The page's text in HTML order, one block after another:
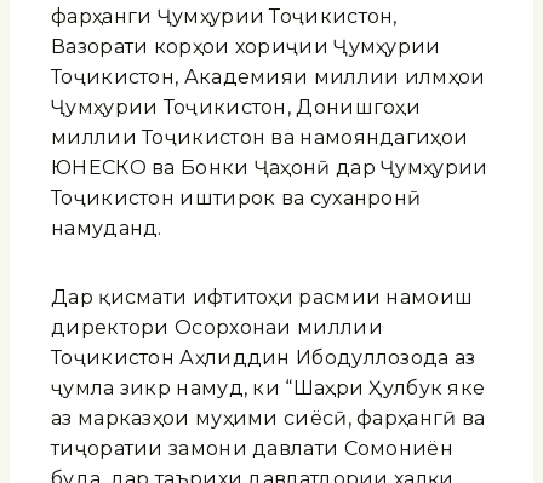
фарҳанги Ҷумҳурии Тоҷикистон,
Вазорати корҳои хориҷии Ҷумҳурии
Тоҷикистон, Академияи миллии илмҳои
Ҷумҳурии Тоҷикистон, Донишгоҳи
миллии Тоҷикистон ва намояндагиҳои
ЮНЕСКО ва Бонки Ҷаҳонӣ дар Ҷумҳурии
Тоҷикистон иштирок ва суханронӣ
намуданд.
Дар қисмати ифтитоҳи расмии намоиш
директори Осорхонаи миллии
Тоҷикистон Аҳлиддин Ибодуллозода аз
ҷумла зикр намуд, ки “Шаҳри Ҳулбук яке
аз марказҳои муҳими сиёсӣ, фарҳангӣ ва
тиҷоратии замони давлати Сомониён